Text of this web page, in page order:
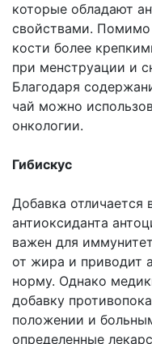
которые обладают
свойствами.
кости более
при менструации и
Благодаря
чай можно
онкологии.
Гибискус
Добавка
антиоксиданта
важен для
от жира и приводит
норму. Однако
добавку
положении и
определенные